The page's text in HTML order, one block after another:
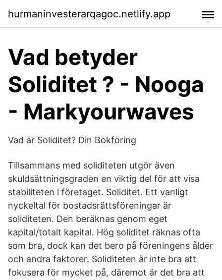
hurmaninvesterarqagoc.netlify.app
Vad betyder
Soliditet ? - Nooga
- Markyourwaves
Vad är Soliditet? Din Bokföring
Tillsammans med soliditeten utgör även
skuldsättningsgraden en viktig del för att visa
stabiliteten i företaget. Soliditet. Ett vanligt
nyckeltal för bostadsrättsföreningar är
soliditeten. Den beräknas genom eget
kapital/totalt kapital. Hög soliditet räknas ofta
som bra, dock kan det bero på föreningens ålder
och andra faktorer. Soliditeten är inte bra att
fokusera för mycket på, däremot är det bra att